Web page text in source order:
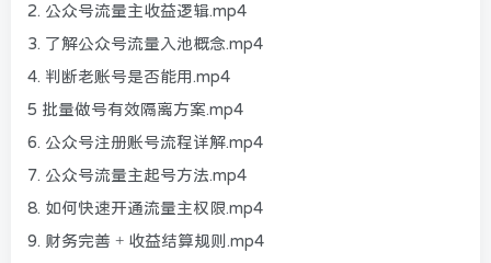
2. 公众号流量主收益逻辑.mp4
3. 了解公众号流量入池概念.mp4
4. 判断老账号是否能用.mp4
5 批量做号有效隔离方案.mp4
6. 公众号注册账号流程详解.mp4
7. 公众号流量主起号方法.mp4
8. 如何快速开通流量主权限.mp4
9. 财务完善 + 收益结算规则.mp4